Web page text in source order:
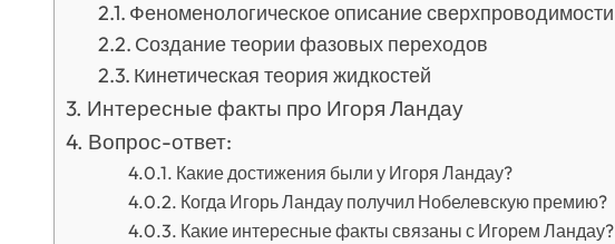
Феноменологическое описание сверхпроводимости
Создание теории фазовых переходов
Кинетическая теория жидкостей
Интересные факты про Игоря Ландау
Вопрос-ответ:
Какие достижения были у Игоря Ландау?
Когда Игорь Ландау получил Нобелевскую премию?
Какие интересные факты связаны с Игорем Ландау?